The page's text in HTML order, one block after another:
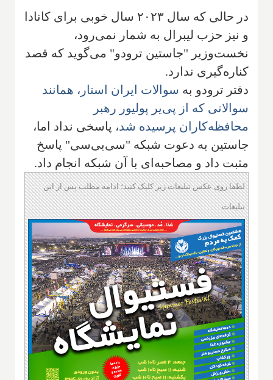
در حالی که سال ۲۰۲۳ سال خوبی برای کانادا
و نیز حزب لیبرال به شمار نمی‌رود،
نخست‌وزیر "جاستین ترودو" می‌گوید که قصد
کناره‌گیری ندارد.
دفتر ترودو به سوالات ایران استار، همانند
سوالاتی که از پی‌یر پولیور رهبر
محافظه‌کاران پرسیده شد، پاسخی نداد اما،
جاستین به دعوت شبکه "سی‌بی‌سی" پاسخ
مثبت داد و مصاحبه‌ای با آن شبکه انجام داد.
لطفا روی عکس تبلیغات زیر کلیک کنید؛ ادامه مطلب پس از این
تبلیغات